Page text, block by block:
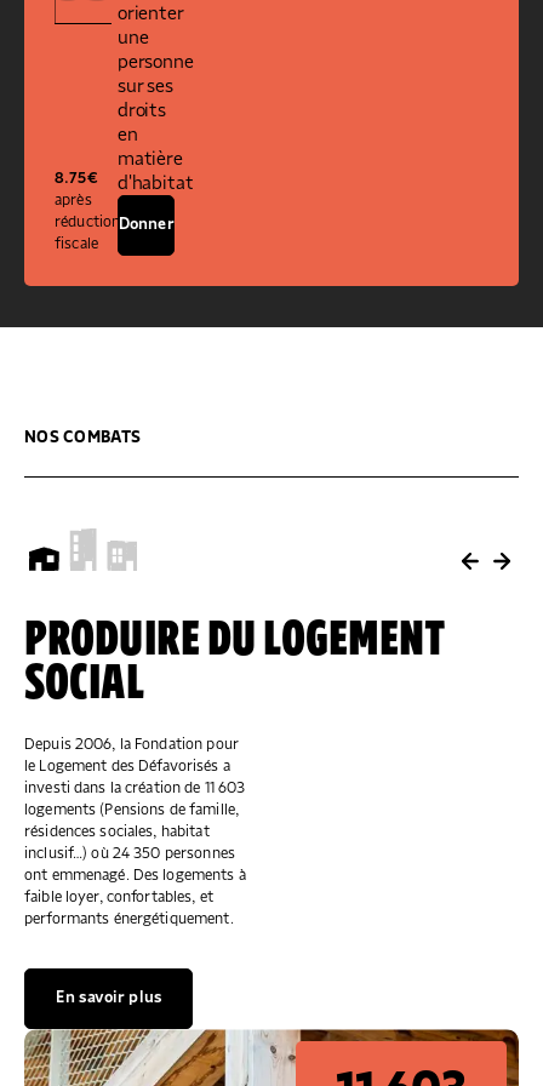
8.75€
après
réduction
fiscale
orienter
une
personne
sur ses
droits
en
matière
d'habitat
Donner
NOS COMBATS
PRODUIRE DU LOGEMENT
SOCIAL
Depuis 2006, la Fondation pour
le Logement des Défavorisés a
investi dans la création de 11 603
logements (Pensions de famille,
résidences sociales, habitat
inclusif…) où 24 350 personnes
ont emmenagé. Des logements à
faible loyer, confortables, et
performants énergétiquement.
En savoir plus
appelants par an
"ALLÔ PRÉVENTION
EXPULSION"
Pour informer, conseiller et
orienter ceux qui en ont besoin.
Si vous êtes en difficulté : 0805
299 049 ou
contactape@fondationpourlelogement.fr
Nous contacter
560
ACCUEILLIR,
ACCOMPAGNER, LOGER
Depuis 2006, la Fondation pour
le Logement des Défavorisés a
financé 138 accueils de jour
partout en France qui accueillent,
accompagnent et orientent vers
le logement les personnes les
plus démunies.